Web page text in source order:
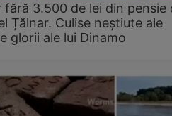
fără 3.500 de lei din pensie
Țălnar. Culise neștiute ale
glorii ale lui Dinamo